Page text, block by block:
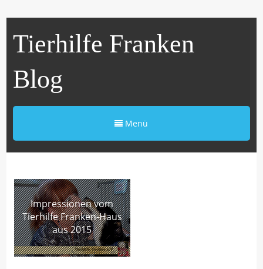
Tierhilfe Franken
Blog
Menü
Impressionen vom
Tierhilfe Franken-Haus
aus 2015